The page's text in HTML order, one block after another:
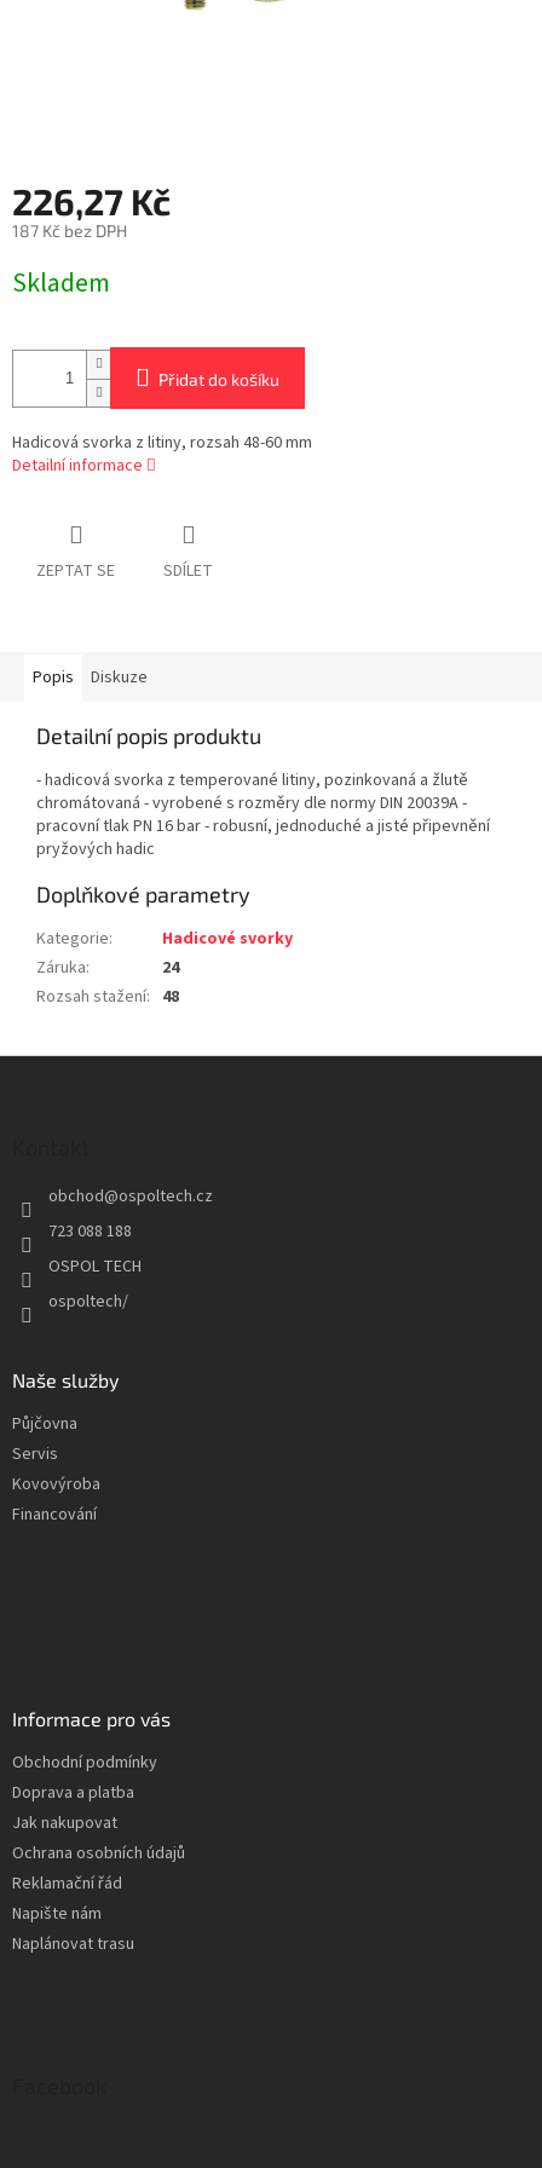
226,27 Kč
187 Kč bez DPH
cena:
Skladem
Přidat do košíku
Hadicová svorka z litiny, rozsah 48-60 mm
Detailní informace
ZEPTAT SE SDÍLET
Popis Diskuze
Detailní popis produktu
- hadicová svorka z temperované litiny, pozinkovaná a žlutě
chromátovaná - vyrobené s rozměry dle normy DIN 20039A -
pracovní tlak PN 16 bar - robusní, jednoduché a jisté připevnění
pryžových hadic
Doplňkové parametry
Kategorie:
Hadicové svorky
Záruka:
24
Rozsah stažení: 48
obchod@ospoltech.cz
723 088 188
OSPOL TECH
ospoltech/
Naše služby
Půjčovna
Servis
Kovovýroba
Financování
Informace pro vás
Obchodní podmínky
Doprava a platba
Jak nakupovat
Ochrana osobních údajů
Reklamační řád
Napište nám
Naplánovat trasu